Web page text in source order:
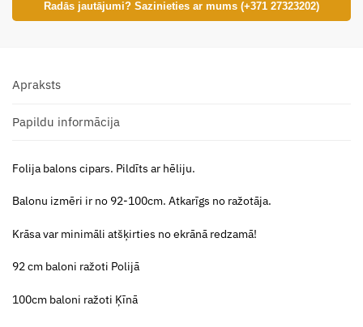
Radās jautājumi? Sazinieties ar mums (+371 27323202)
Apraksts
Papildu informācija
Folija balons cipars. Pildīts ar hēliju.
Balonu izmēri ir no 92-100cm. Atkarīgs no ražotāja.
Krāsa var minimāli atšķirties no ekrānā redzamā!
92 cm baloni ražoti Polijā
100cm baloni ražoti Ķīnā